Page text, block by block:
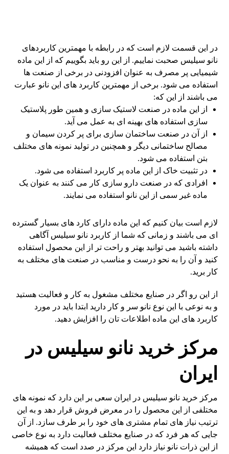
در این قسمت لازم است که در رابطه با مهمترین کاربردهای
نانو سیلیس صحبت نماییم. از این رو باید بگوییم که از این ماده
شیمیایی پر مصرف به عنوان افزودنی در برخی از صنعت ها
استفاده می شود. برخی از مهمترین کاربرد های این نانو عبارت
می باشند از این که:
از این ماده در صنعت لاستیک سازی و همین طور پلاستیک
سازی استفاده های بهینه ای به عمل می آید.
از آن در صنعت ساختمان سازی برای پر کردن سیمان و
مصالح ساختمانی دیگر و همچنین در تولید نمونه های مختلف
بتن استفاده می شود.
در تثبیت خاک از این ماده پر کاربرد استفاده می شود.
افرادی که در صنعت دارو سازی کار می کنند به عنوان یک
ماده غیر سمی از این نانو استفاده می نمایند.
لازم است بیان کنیم که این ماده دارای کارد های بسیار گسترده
ای می باشند و زمانی که شما از کاربرد نانو سیلیس آگاهی
داشته باشید می توانید بهتر و راحت تر از این محصول استفاده
کنید و آن را به نحو درست و مناسب در صنعت های مختلف به
کار برید.
از این رو اگر در صنایع مختلف مشغول به کار و فعالیت هستید
و به نوعی با این نوع نانو سر و کار دارید ابتدا باید در مورد
کاربرد های این ماده اطلاعات تان را افزایش دهید.
مرکز خرید نانو سیلیس در
ایران
مرکز خرید نانو سیلیس در ایران سعی بر این دارد که نمونه های
مختلفی از این محصول را در معرض فروش قرار دهد و به این
ترتیب نیاز های تمام مشتری های خود را بر طرف سازد. از آن
جایی که هر فرد که در صنایع مختلف فعالیت دارد به نوع خاصی
از این ذرات نانو نیاز دارد این مرکز در صدد است که همیشه